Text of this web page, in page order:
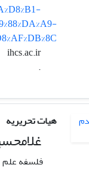
buik
ihcs.ac.ir
.
هیات تحریریه
فلسفه علم